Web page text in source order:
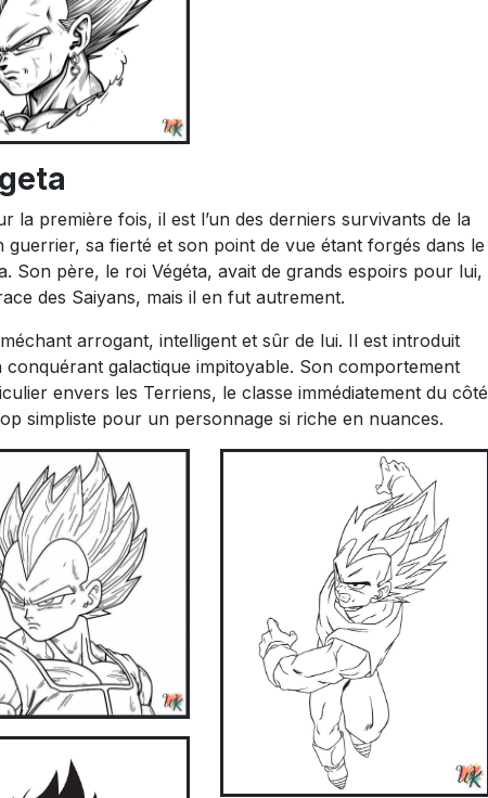
la première fois, il est l’un des derniers survivants de la
guerrier, sa fierté et son point de vue étant forgés dans le
Son père, le roi Végéta, avait de grands espoirs pour lui,
des Saiyans, mais il en fut autrement.
arrogant, intelligent et sûr de lui. Il est introduit
galactique impitoyable. Son comportement
envers les Terriens, le classe immédiatement du côté
simpliste pour un personnage si riche en nuances.